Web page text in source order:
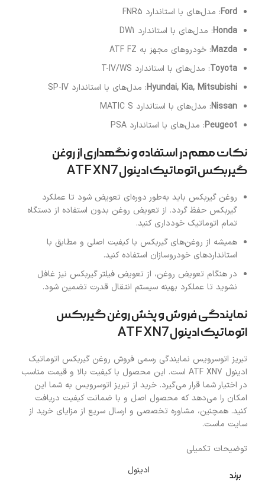
Ford: مدل‌های با استاندارد FNR5
Honda: مدل‌های با استاندارد DW1
Mazda: خودروهای مجهز به ATF FZ
Toyota: مدل‌های با استاندارد T-IV/WS
Hyundai, Kia, Mitsubishi: مدل‌های با استاندارد SP-IV
Nissan: مدل‌های با استاندارد MATIC S
Peugeot: مدل‌های با استاندارد PSA
نکات مهم در استفاده و نگهداری از روغن
گیربکس اتوماتیک ادینول ATF XN7
روغن گیربکس باید به‌طور دوره‌ای تعویض شود تا عملکرد
گیربکس حفظ گردد. از تعویض روغن بدون استفاده از دستگاه
تمام اتوماتیک خودداری کنید.
همیشه از روغن‌های گیربکس با کیفیت اصلی و مطابق با
استانداردهای خودروسازان استفاده کنید.
در هنگام تعویض روغن، از تعویض فیلتر گیربکس نیز غافل
نشوید تا عملکرد بهینه سیستم انتقال قدرت تضمین شود.
نمایندگی فروش و پخش روغن گیربکس
اتوماتیک ادینول ATF XN7
تبریز اتوسرویس نمایندگی رسمی فروش روغن گیربکس اتوماتیک
ادینول ATF XN7 است. این محصول با کیفیت بالا و قیمت مناسب
در اختیار شما قرار می‌گیرد. خرید از تبریز اتوسرویس به شما این
امکان را می‌دهد که محصول اصل و با ضمانت کیفیت دریافت
کنید. همچنین، مشاوره تخصصی و ارسال سریع از مزایای خرید از
سایت ماست.
توضیحات تکمیلی
برند ادینول